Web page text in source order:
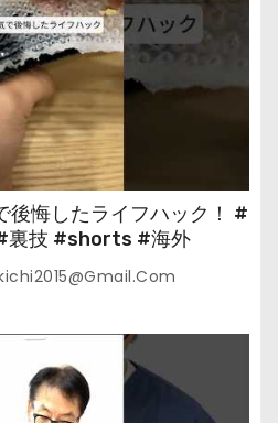
後悔したライフハック！ #
裏技 #shorts #海外